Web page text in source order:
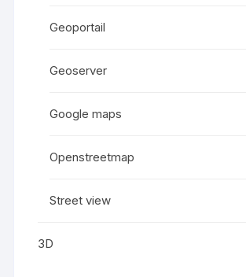
Geoportail
Geoserver
Google maps
Openstreetmap
Street view
3D